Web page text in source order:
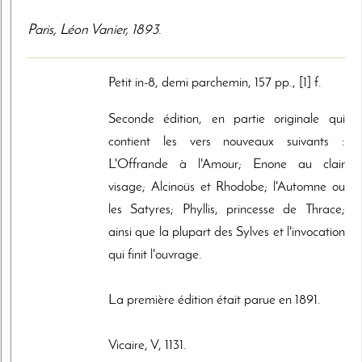
Paris, Léon Vanier, 1893.
Petit in-8, demi parchemin, 157 pp., [1] f.
Seconde édition, en partie originale qui
contient les vers nouveaux suivants :
L'Offrande à l'Amour; Enone au clair
visage; Alcinoüs et Rhodobe; l'Automne ou
les Satyres; Phyllis, princesse de Thrace;
ainsi que la plupart des Sylves et l'invocation
qui finit l'ouvrage.
La première édition était parue en 1891.
Vicaire, V, 1131.